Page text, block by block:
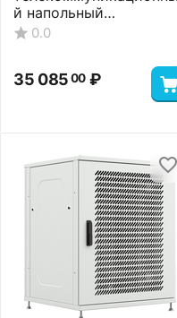
35 08500 ₽
телекоммуникационны